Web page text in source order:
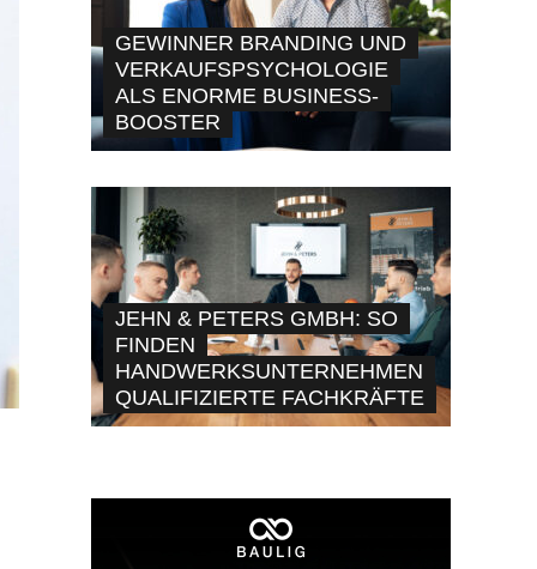
GEWINNER BRANDING UND
VERKAUFSPSYCHOLOGIE
ALS ENORME BUSINESS-
BOOSTER
JEHN & PETERS GMBH: SO
FINDEN
HANDWERKSUNTERNEHMEN
QUALIFIZIERTE FACHKRÄFTE